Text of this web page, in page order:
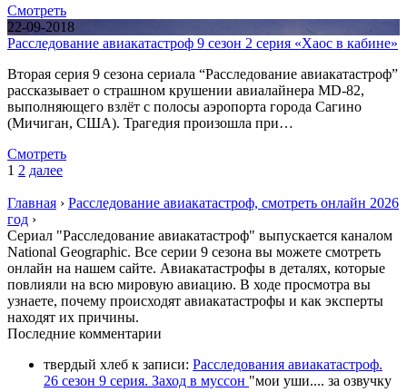
Смотреть
22-09-2018
Расследование авиакатастроф 9 сезон 2 серия «Хаос в кабине»
Вторая серия 9 сезона сериала “Расследование авиакатастроф”
рассказывает о страшном крушении авиалайнера MD-82,
выполняющего взлёт с полосы аэропорта города Сагино
(Мичиган, США). Трагедия произошла при…
Смотреть
1 2 далее
Главная › Расследование авиакатастроф, смотреть онлайн 2026
год ›
Сериал "Расследование авиакатастроф" выпускается каналом
National Geographic. Все серии 9 сезона вы можете смотреть
онлайн на нашем сайте. Авиакатастрофы в деталях, которые
повлияли на всю мировую авиацию. В ходе просмотра вы
узнаете, почему происходят авиакатастрофы и как эксперты
находят их причины.
Последние комментарии
твердый хлеб к записи: Расследования авиакатастроф.
26 сезон 9 серия. Заход в муссон "мои уши.... за озвучку